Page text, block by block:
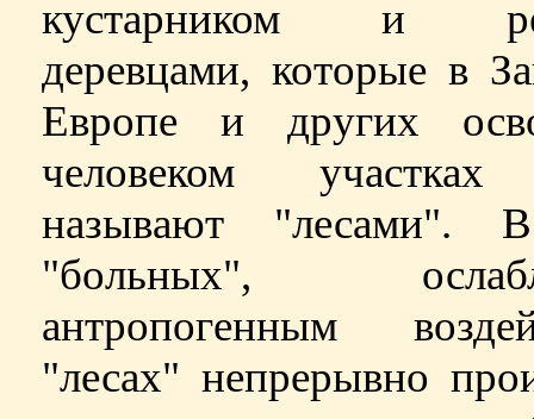
кустарником и
деревцами, которые в
Европе и других
человеком
называют "лесами".
"больных",
антропогенным
"лесах" непрерывно